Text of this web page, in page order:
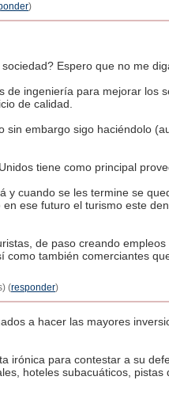
)
Espero que no me
de ingeniería para mejorar los
de calidad.
sin embargo sigo haciéndolo
tiene como principal
y cuando se les termine se
ese futuro el turismo este
de paso creando
también comerciantes
(responder)
a hacer las mayores
irónica para contestar a su
hoteles subacuáticos,